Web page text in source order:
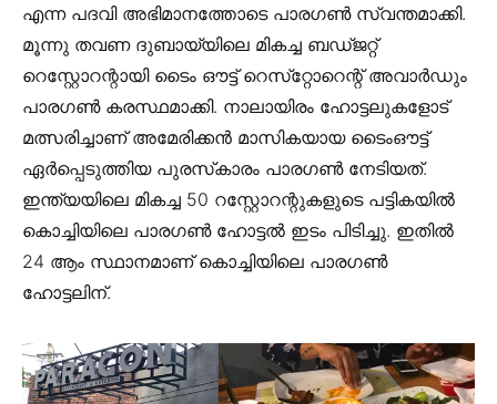
എന്ന പദവി അഭിമാനത്തോടെ പാരഗണ്‍ സ്വന്തമാക്കി.
മൂന്നു തവണ ദുബായ്‌യിലെ മികച്ച ബഡ്ജറ്റ്
റെസ്റ്റോറന്റായി ടൈം ഔട്ട് റെസ്‌റ്റോറെന്റ് അവാര്‍ഡും
പാരഗണ്‍ കരസ്ഥമാക്കി. നാലായിരം ഹോട്ടലുകളോട്
മത്സരിച്ചാണ് അമേരിക്കന്‍ മാസികയായ ടൈംഔട്ട്
ഏര്‍പ്പെടുത്തിയ പുരസ്‌കാരം പാരഗണ്‍ നേടിയത്.
ഇന്ത്യയിലെ മികച്ച 50 റസ്റ്റോറന്റുകളുടെ പട്ടികയില്‍
കൊച്ചിയിലെ പാരഗണ്‍ ഹോട്ടല്‍ ഇടം പിടിച്ചു. ഇതില്‍
24 ആം സ്ഥാനമാണ് കൊച്ചിയിലെ പാരഗണ്‍
ഹോട്ടലിന്.